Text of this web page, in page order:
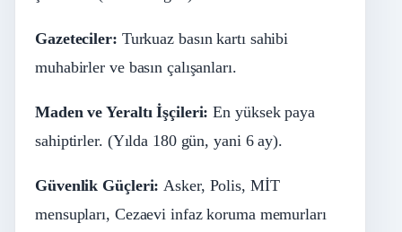
Gazeteciler: Turkuaz basın kartı sahibi
muhabirler ve basın çalışanları.
Maden ve Yeraltı İşçileri: En yüksek paya
sahiptirler. (Yılda 180 gün, yani 6 ay).
Güvenlik Güçleri: Asker, Polis, MİT
mensupları, Cezaevi infaz koruma memurları